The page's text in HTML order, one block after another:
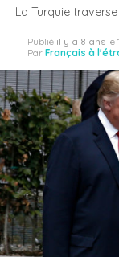
La Turquie
Publié il y a 8 ans le
Par Français à